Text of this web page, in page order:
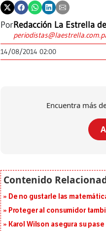
PorRedacción La Estrella
14/08/2014 02:00
Encuentra más
De no gustarle las
Proteger al consumidor
Karol Wilson asegura su